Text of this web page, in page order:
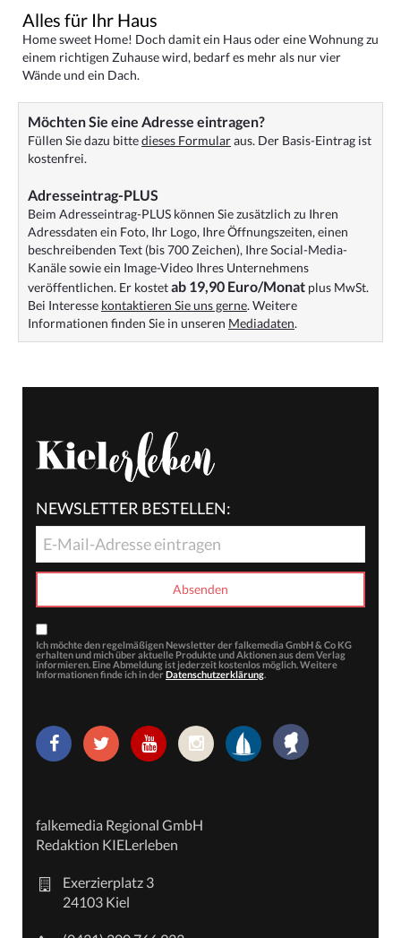
Alles für Ihr Haus
Home sweet Home! Doch damit ein Haus oder eine Wohnung zu
einem richtigen Zuhause wird, bedarf es mehr als nur vier
Wände und ein Dach.
Möchten Sie eine Adresse eintragen?
Füllen Sie dazu bittedieses Formularaus. Der Basis-Eintrag ist
kostenfrei.
Adresseintrag-PLUS
Beim Adresseintrag-PLUS können Sie zusätzlich zu Ihren
Adressdaten ein Foto, Ihr Logo, Ihre Öffnungszeiten, einen
beschreibenden Text (bis 700 Zeichen), Ihre Social-Media-
Kanäle sowie ein Image-Video Ihres Unternehmens
veröffentlichen. Er kostetab 19,90 Euro/Monat plus MwSt.
Bei Interesse kontaktieren Sie uns gerne. Weitere
Informationen finden Sie in unseren Mediadaten.
NEWSLETTER BESTELLEN:
Ich möchte den regelmäßigen Newsletter der falkemedia GmbH & Co KG
erhalten und mich über aktuelle Produkte und Aktionen aus dem Verlag
informieren. Eine Abmeldung ist jederzeit kostenlos möglich. Weitere
Informationen finde ich in der Datenschutzerklärung.
falkemedia Regional GmbH
Redaktion KIELerleben
Exerzierplatz 3
24103 Kiel